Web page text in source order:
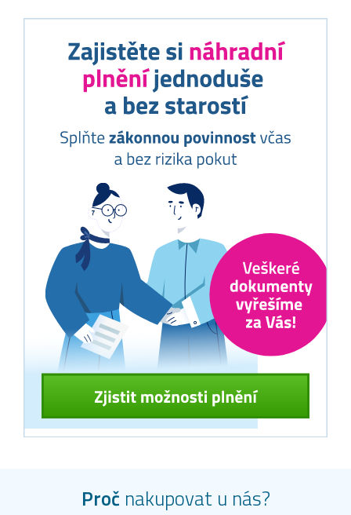
Proč nakupovat u nás?